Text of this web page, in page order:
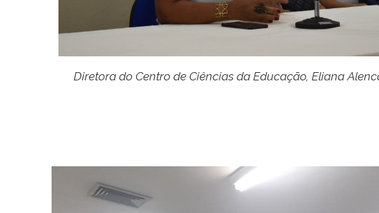
Diretora do Centro de Ciências da Educação, Eliana